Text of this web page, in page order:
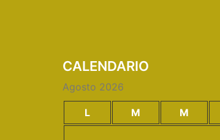
CALENDARIO
Agosto 2026
L M M